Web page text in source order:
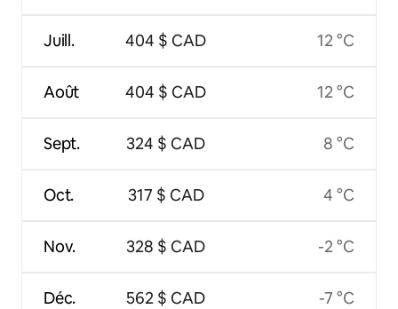
Juill.
Août
Sept.
Oct.
Nov.
Déc.
404 $ CAD
404 $ CAD
324 $ CAD
317 $ CAD
328 $ CAD
562 $ CAD
12 °C
12 °C
8 °C
4 °C
-2 °C
-7 °C